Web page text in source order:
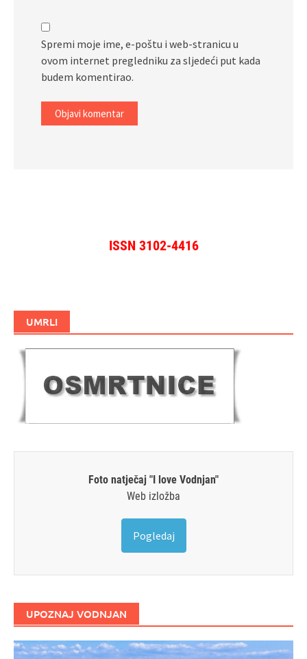
Spremi moje ime, e-poštu i web-stranicu u
ovom internet pregledniku za sljedeći put kada
budem komentirao.
ISSN 3102-4416
UMRLI
Foto natječaj "I love Vodnjan"
Web izložba
Pogledaj
UPOZNAJ VODNJAN